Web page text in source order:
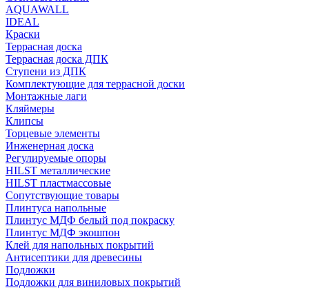
AQUAWALL
IDEAL
Краски
Террасная доска
Террасная доска ДПК
Ступени из ДПК
Комплектующие для террасной доски
Монтажные лаги
Кляймеры
Клипсы
Торцевые элементы
Инженерная доска
Регулируемые опоры
HILST металлические
HILST пластмассовые
Сопутствующие товары
Плинтуса напольные
Плинтус МДФ белый под покраску
Плинтус МДФ экошпон
Клей для напольных покрытий
Антисептики для древесины
Подложки
Подложки для виниловых покрытий